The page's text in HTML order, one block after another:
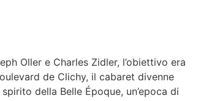
Oller e Charles Zidler, l’obiettivo era
de Clichy, il cabaret divenne
della Belle Époque, un’epoca di